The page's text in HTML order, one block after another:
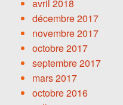
avril 2018
décembre 2017
novembre 2017
octobre 2017
septembre 2017
mars 2017
octobre 2016